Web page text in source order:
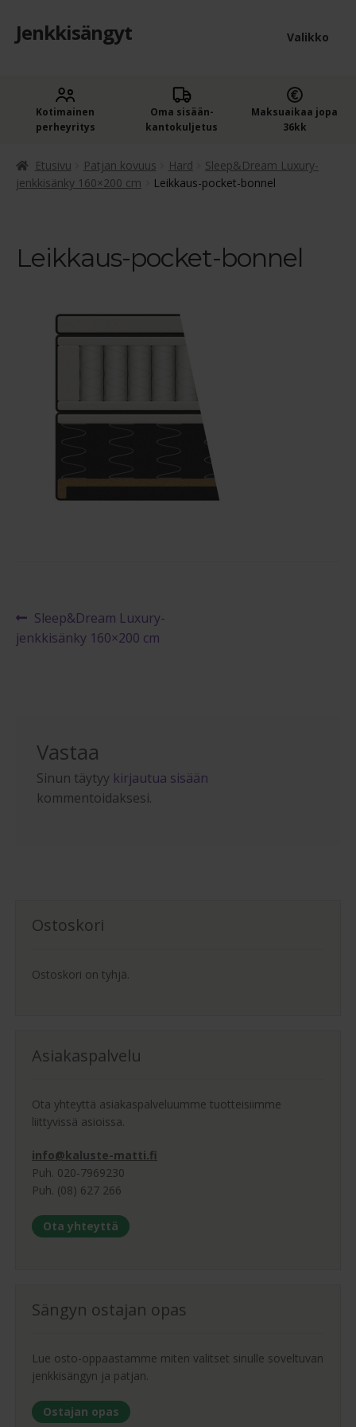
Siirry
navigointiin
Siirry
sisältöön
Jenkkisängyt Valikko
Jenkkisängyt
Oheistuotteet
Kassa
Yleiset ehdot
Blogi – Jenkkisänky
Kotimainen
perheyritys
Oma sisään­
kantokuljetus
Maksuaikaa jopa
36kk
Etusivu Patjan kovuus Hard
Sleep&Dream Luxury-
jenkkisänky 160×200 cm
Leikkaus-pocket-bonnel
Leikkaus-pocket-bonnel
Artikkelien
selaus
Edellinen
artikkeli
Sleep&Dream Luxury-
jenkkisänky 160×200 cm
Vastaa
Sinun täytyy kirjautua sisään
kommentoidaksesi.
Ostoskori
Ostoskori on tyhjä.
Asiakaspalvelu
Ota yhteyttä asiakaspalveluumme tuotteisiimme
liittyvissä asioissa.
info@kaluste-matti.fi
Puh. 020-7969230
Puh. (08) 627 266
Ota yhteyttä
Sängyn ostajan opas
Lue osto-oppaastamme miten valitset sinulle soveltuvan
jenkkisängyn ja patjan.
Ostajan opas